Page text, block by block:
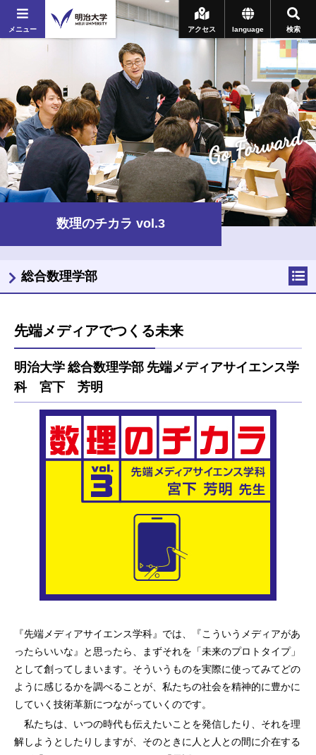
メニュー 検索
language
アクセス
Go Forward
数理のチカラ vol.3
先端メディアでつくる未来
明治大学 総合数理学部 先端メディアサイエンス学
科 宮下 芳明
『先端メディアサイエンス学科』では、『こういうメディアがあ
ったらいいな』と思ったら、まずそれを「未来のプロトタイプ」
として創ってしまいます。そういうものを実際に使ってみてどの
ように感じるかを調べることが、私たちの社会を精神的に豊かに
していく技術革新につながっていくのです。
私たちは、いつの時代も伝えたいことを発信したり、それを理
解しようとしたりしますが、そのときに人と人との間に介在する
総合数理学部